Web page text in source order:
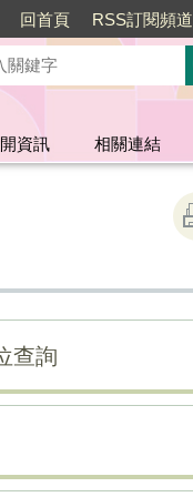
回首頁 RSS訂閱頻道
資訊 相關連結
查詢